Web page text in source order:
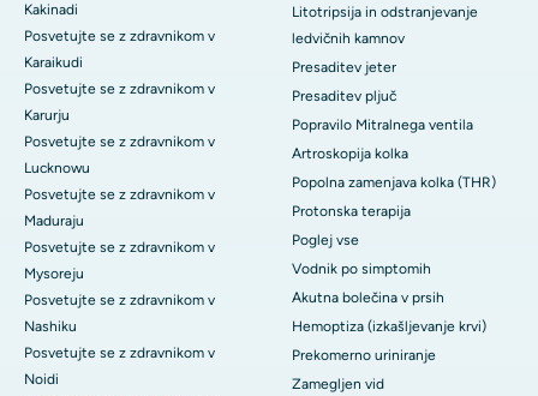
Kakinadi
Posvetujte se z zdravnikom v
Karaikudi
Posvetujte se z zdravnikom v
Karurju
Posvetujte se z zdravnikom v
Lucknowu
Posvetujte se z zdravnikom v
Maduraju
Posvetujte se z zdravnikom v
Mysoreju
Posvetujte se z zdravnikom v
Nashiku
Posvetujte se z zdravnikom v
Noidi
Litotripsija in odstranjevanje
ledvičnih kamnov
Presaditev jeter
Presaditev pljuč
Popravilo Mitralnega ventila
Artroskopija kolka
Popolna zamenjava kolka (THR)
Protonska terapija
Poglej vse
Vodnik po simptomih
Akutna bolečina v prsih
Hemoptiza (izkašljevanje krvi)
Prekomerno uriniranje
Zamegljen vid